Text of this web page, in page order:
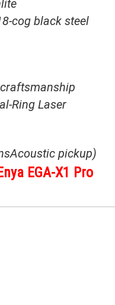
cog black steel
Ring Laser
pickup)
EGA-X1 Pro